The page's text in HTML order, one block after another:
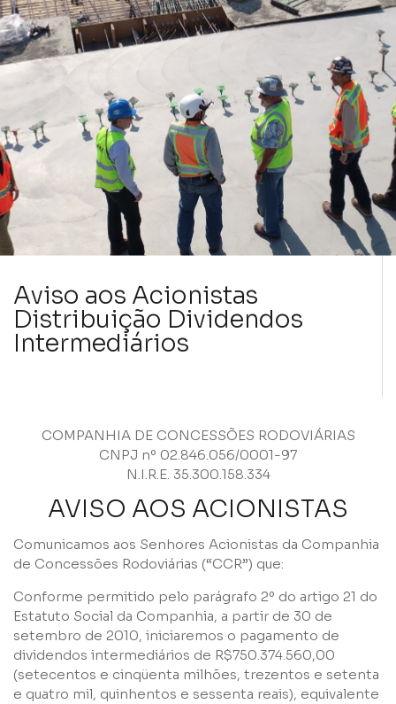
Aviso aos Acionistas
Distribuição Dividendos
Intermediários
COMPANHIA DE CONCESSÕES RODOVIÁRIAS
CNPJ nº 02.846.056/0001-97
N.I.R.E. 35.300.158.334
AVISO AOS ACIONISTAS
Comunicamos aos Senhores Acionistas da Companhia
de Concessões Rodoviárias (“CCR”) que:
Conforme permitido pelo parágrafo 2º do artigo 21 do
Estatuto Social da Companhia, a partir de 30 de
setembro de 2010, iniciaremos o pagamento de
dividendos intermediários de R$750.374.560,00
(setecentos e cinqüenta milhões, trezentos e setenta
e quatro mil, quinhentos e sessenta reais), equivalente